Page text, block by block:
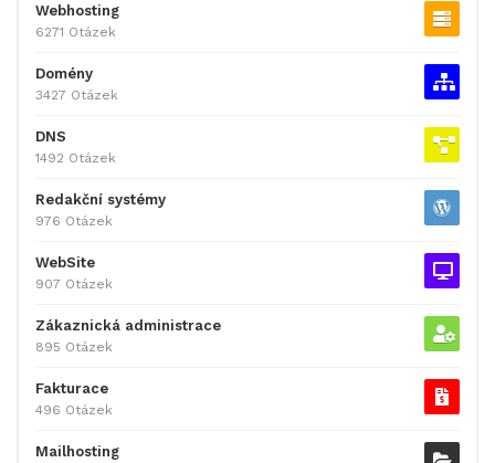
Webhosting
6271 Otázek
Domény
3427 Otázek
DNS
1492 Otázek
Redakční systémy
976 Otázek
WebSite
907 Otázek
Zákaznická administrace
895 Otázek
Fakturace
496 Otázek
Mailhosting